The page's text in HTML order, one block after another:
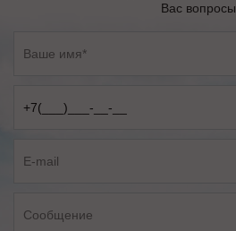
Вас вопросы.